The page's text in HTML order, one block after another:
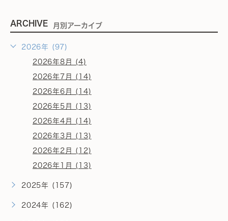
ARCHIVE 月別アーカイブ
2026年 (97)
2026年8月 (4)
2026年7月 (14)
2026年6月 (14)
2026年5月 (13)
2026年4月 (14)
2026年3月 (13)
2026年2月 (12)
2026年1月 (13)
2025年 (157)
2024年 (162)